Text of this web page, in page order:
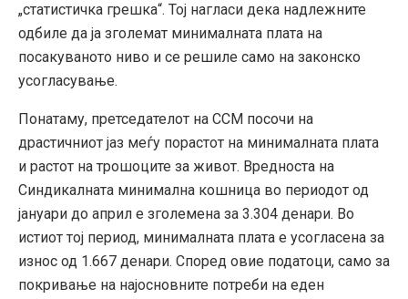
„статистичка грешка“. Тој нагласи дека надлежните
одбиле да ја зголемат минималната плата на
посакуваното ниво и се решиле само на законско
усогласување.
Понатаму, претседателот на ССМ посочи на
драстичниот јаз меѓу порастот на минималната плата
и растот на трошоците за живот. Вредноста на
Синдикалната минимална кошница во периодот од
јануари до април е зголемена за 3.304 денари. Во
истиот тој период, минималната плата е усогласена за
износ од 1.667 денари. Според овие податоци, само за
покривање на најосновните потреби на еден